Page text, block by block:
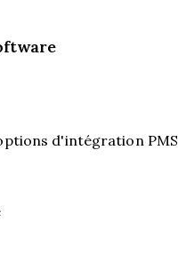
d'intégration PMS